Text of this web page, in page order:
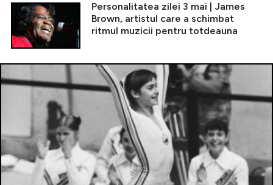
Personalitatea zilei 3 mai | James
Brown, artistul care a schimbat
ritmul muzicii pentru totdeauna